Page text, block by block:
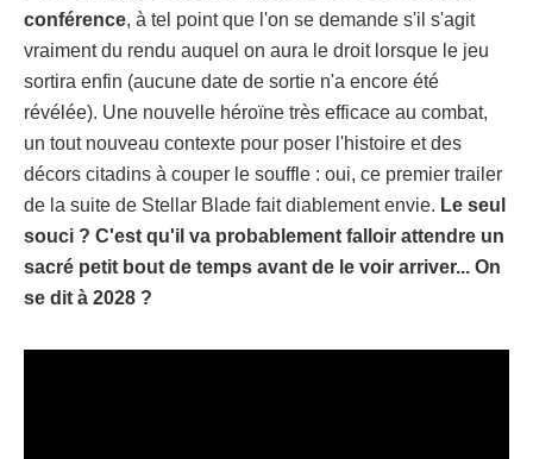
conférence, à tel point que l'on se demande s'il s'agit
vraiment du rendu auquel on aura le droit lorsque le jeu
sortira enfin (aucune date de sortie n'a encore été
révélée). Une nouvelle héroïne très efficace au combat,
un tout nouveau contexte pour poser l'histoire et des
décors citadins à couper le souffle : oui, ce premier trailer
de la suite de Stellar Blade fait diablement envie. Le seul
souci ? C'est qu'il va probablement falloir attendre un
sacré petit bout de temps avant de le voir arriver... On
se dit à 2028 ?